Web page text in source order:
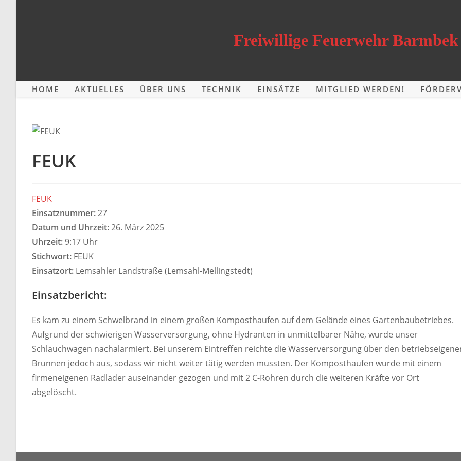
Freiwillige Feuerwehr Barmbek
HOME AKTUELLES ÜBER UNS TECHNIK EINSÄTZE MITGLIED WERDEN!
FEUK
FEUK
Einsatznummer:27
Datum und Uhrzeit:26. März 2025
Uhrzeit: 9:17 Uhr
Stichwort: FEUK
Einsatzort: Lemsahler Landstraße (Lemsahl-Mellingstedt)
Einsatzbericht:
Es kam zu einem Schwelbrand in einem großen Komposthaufen auf dem Gelände eines Gartenbaubetriebes.
Aufgrund der schwierigen Wasserversorgung, ohne Hydranten in unmittelbarer Nähe, wurde unser
Schlauchwagen nachalarmiert. Bei unserem Eintreffen reichte die Wasserversorgung über den
Brunnen jedoch aus, sodass wir nicht weiter tätig werden mussten. Der Komposthaufen wurde mit einem
firmeneigenen Radlader auseinander gezogen und mit 2 C-Rohren durch die weiteren Kräfte vor Ort
abgelöscht.